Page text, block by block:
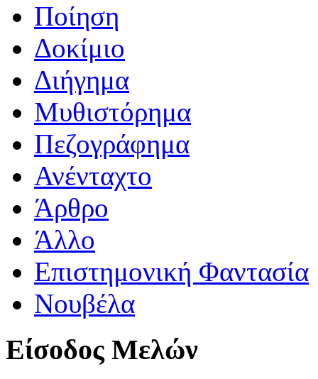
Ποίηση
Δοκίμιο
Διήγημα
Μυθιστόρημα
Πεζογράφημα
Ανένταχτο
Άρθρο
Άλλο
Επιστημονική Φαντασία
Νουβέλα
Eίσοδος Μελών